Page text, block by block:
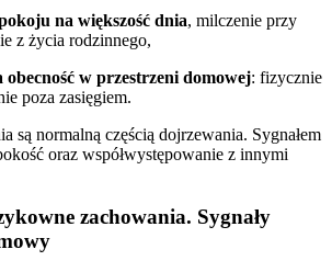
na większość dnia, milczenie przy
z życia rodzinnego,
obecność w przestrzeni domowej: fizycznie
poza zasięgiem.
są normalną częścią dojrzewania. Sygnałem
oraz współwystępowanie z innymi
zachowania. Sygnały